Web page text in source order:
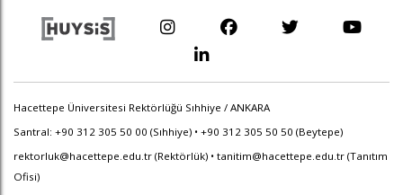
Hacettepe Üniversitesi Rektörlüğü Sıhhiye / ANKARA
Santral: +90 312 305 50 00 (Sıhhiye) • +90 312 305 50 50 (Beytepe)
rektorluk@hacettepe.edu.tr (Rektörlük) • tanitim@hacettepe.edu.tr (Tanıtım
Ofisi)